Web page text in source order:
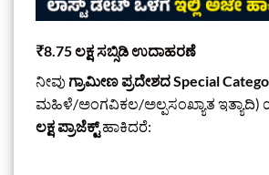
₹8.75 ಲಕ್ಷ ಸಬ್ಸಿಡಿ ಉದಾಹರಣೆ
ನೀವು ಗ್ರಾಮೀಣ ಪ್ರದೇಶದ Special
ಮಹಿಳೆ/ಅಂಗವಿಕಲ/ಅಲ್ಪಸಂಖ್ಯಾತ ಇತ್ಯಾದಿ)
ಲಕ್ಷ ಪ್ರಾಜೆಕ್ಟ್ಹಾಕಿದರೆ: